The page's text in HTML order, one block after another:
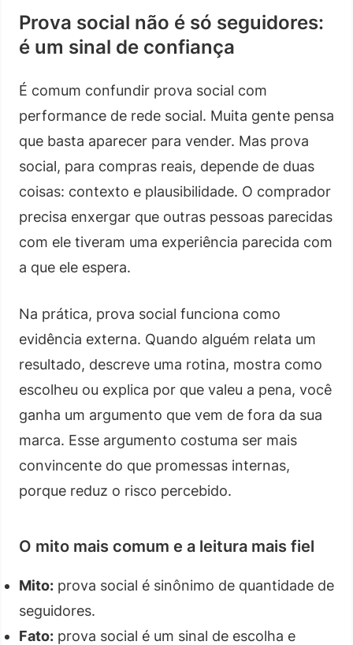
Prova social não é só seguidores:
é um sinal de confiança
É comum confundir prova social com
performance de rede social. Muita gente pensa
que basta aparecer para vender. Mas prova
social, para compras reais, depende de duas
coisas: contexto e plausibilidade. O comprador
precisa enxergar que outras pessoas parecidas
com ele tiveram uma experiência parecida com
a que ele espera.
Na prática, prova social funciona como
evidência externa. Quando alguém relata um
resultado, descreve uma rotina, mostra como
escolheu ou explica por que valeu a pena, você
ganha um argumento que vem de fora da sua
marca. Esse argumento costuma ser mais
convincente do que promessas internas,
porque reduz o risco percebido.
O mito mais comum e a leitura mais fiel
Mito: prova social é sinônimo de quantidade de
seguidores.
Fato: prova social é um sinal de escolha e